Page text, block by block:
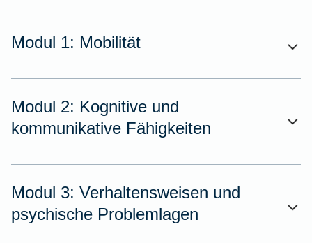
Modul 1: Mobilität
Modul 2: Kognitive und
kommunikative Fähigkeiten
Modul 3: Verhaltensweisen und
psychische Problemlagen